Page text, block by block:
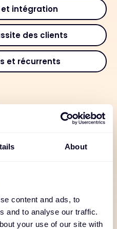
About
content and ads, to
and to analyse our traffic.
your use of our site with
intégration
des clients
et récurrents
les cycles de
d'un bureau d'affaires
abonnements, nous
fluides et évolutives.